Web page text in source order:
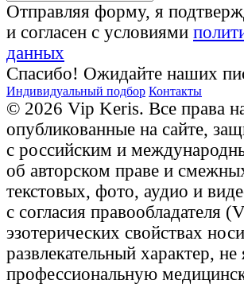
Отправляя форму, я
и согласен с условиями
данных
Спасибо! Ожидайте наших
Индивидуальный подбор Контакты
© 2026 Vip Keris. Все права
опубликованные на сайте,
с российским и
об авторском праве и
текстовых, фото, аудио и
с согласия
эзотерических свойствах
развлекательный характер,
профессиональную